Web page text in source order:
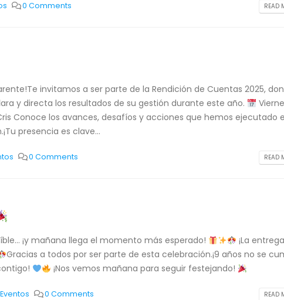
0 Comments READ
invitamos a ser parte de la Rendición de Cuentas 2025,
y directa los resultados de su gestión durante este año.
Conoce los avances, desafíos y acciones que hemos ejecutado
presencia es clave...
0 Comments READ
¡y mañana llega el momento más esperado!
¡La entrega
Gracias a todos por ser parte de esta celebración.¡9 años no se
¡Nos vemos mañana para seguir festejando!
Eventos 0 Comments READ